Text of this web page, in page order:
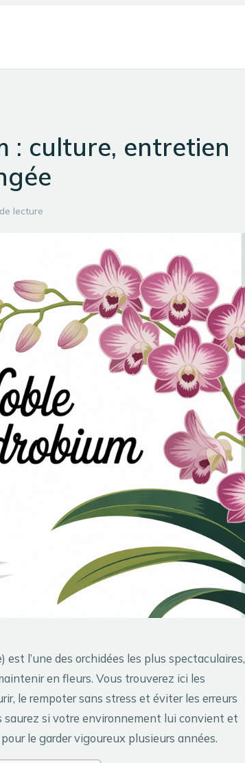
: culture, entretien
lecture
l’une des orchidées les plus spectaculaires,
en fleurs. Vous trouverez ici les
le rempoter sans stress et éviter les erreurs
saurez si votre environnement lui convient et
le garder vigoureux plusieurs années.